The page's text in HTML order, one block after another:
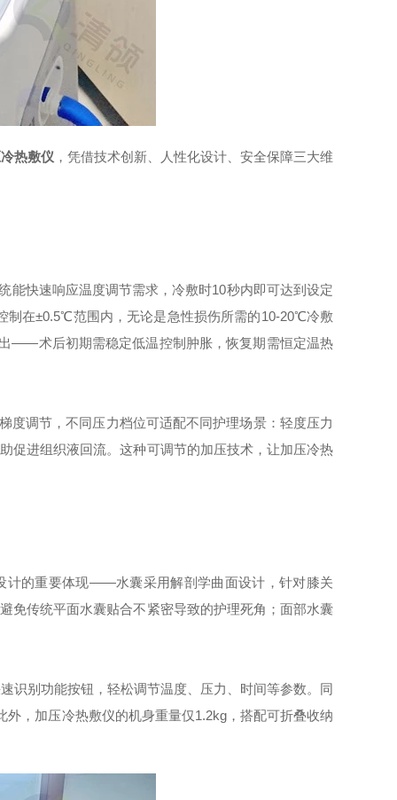
热敷仪 ，凭借技术创新、人性化设计、安全保障三大维
能快速响应温度调节需求，冷敷时10秒内即可达到设定
制在±0.5℃范围内，无论是急性损伤所需的10-20℃冷敷
——术后初期需稳定低温控制肿胀，恢复期需恒定温热
度调节，不同压力档位可适配不同护理场景：轻度压力
促进组织液回流。这种可调节的加压技术，让加压冷热
计的重要体现——水囊采用解剖学曲面设计，针对膝关
免传统平面水囊贴合不紧密导致的护理死角；面部水囊
识别功能按钮，轻松调节温度、压力、时间等参数。同
，加压冷热敷仪的机身重量仅1.2kg，搭配可折叠收纳